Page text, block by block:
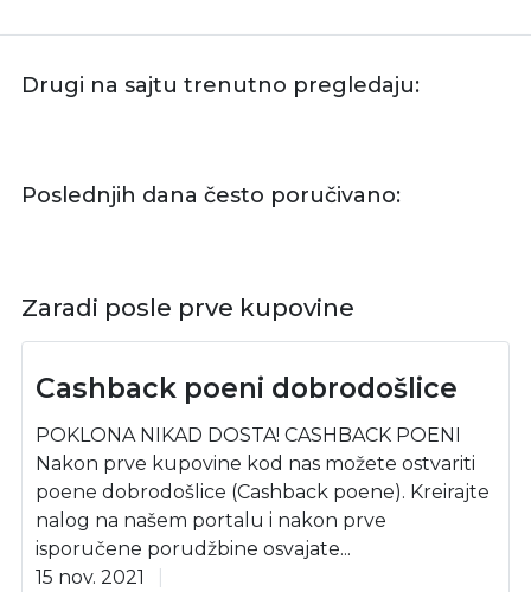
Drugi na sajtu trenutno pregledaju:
Poslednjih dana često poručivano:
Zaradi posle prve kupovine
Cashback poeni dobrodošlice
POKLONA NIKAD DOSTA! CASHBACK POENI
Nakon prve kupovine kod nas možete ostvariti
poene dobrodošlice (Cashback poene). Kreirajte
nalog na našem portalu i nakon prve
isporučene porudžbine osvajate...
15 nov. 2021